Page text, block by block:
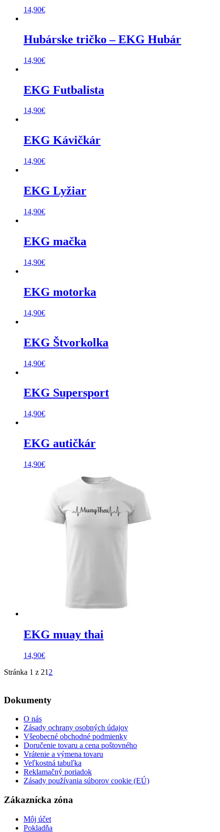
14,90€
Hubárske tričko – EKG Hubár
14,90€
EKG Futbalista
14,90€
EKG Kávičkár
14,90€
EKG Lyžiar
14,90€
EKG mačka
14,90€
EKG motorka
14,90€
EKG Štvorkolka
14,90€
EKG Supersport
14,90€
EKG autičkár
14,90€
EKG muay thai
14,90€
Stránka 1 z 21 2
Dokumenty
O nás
Zásady ochrany osobných údajov
Všeobecné obchodné podmienky
Doručenie tovaru a cena poštovného
Vrátenie a výmena tovaru
Veľkostná tabuľka
Reklamačný poriadok
Zásady používania súborov cookie (EÚ)
Zákaznícka zóna
Môj účet
Pokladňa